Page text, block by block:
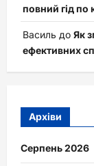
повний гід по
Василь до Як
ефективних
Архіви
Серпень 2026